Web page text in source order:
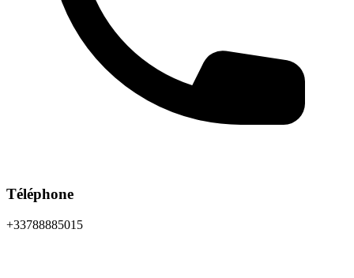
Téléphone
+33788885015